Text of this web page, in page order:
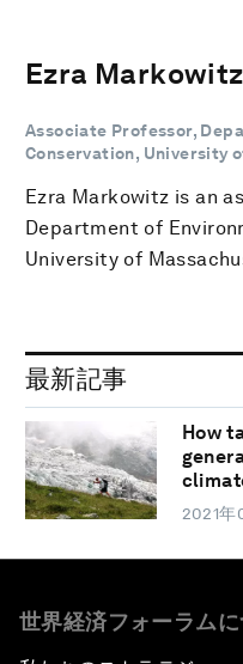
Ezra Markowitz
Associate Professor,
Conservation, University
Ezra Markowitz is an
Department of
University of
最新記事
How
2021年
世界経済フォーラム